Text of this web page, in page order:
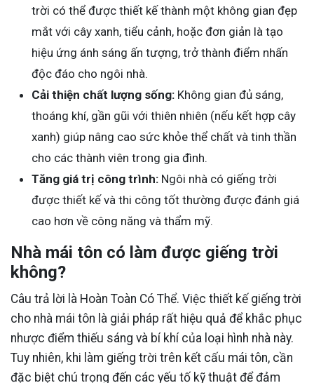
trời có thể được thiết kế thành một không gian đẹp
mắt với cây xanh, tiểu cảnh, hoặc đơn giản là tạo
hiệu ứng ánh sáng ấn tượng, trở thành điểm nhấn
độc đáo cho ngôi nhà.
Cải thiện chất lượng sống: Không gian đủ sáng,
thoáng khí, gần gũi với thiên nhiên (nếu kết hợp cây
xanh) giúp nâng cao sức khỏe thể chất và tinh thần
cho các thành viên trong gia đình.
Tăng giá trị công trình: Ngôi nhà có giếng trời
được thiết kế và thi công tốt thường được đánh giá
cao hơn về công năng và thẩm mỹ.
Nhà mái tôn có làm được giếng trời
không?
Câu trả lời là Hoàn Toàn Có Thể. Việc thiết kế giếng trời
cho nhà mái tôn là giải pháp rất hiệu quả để khắc phục
nhược điểm thiếu sáng và bí khí của loại hình nhà này.
Tuy nhiên, khi làm giếng trời trên kết cấu mái tôn, cần
đặc biệt chú trọng đến các yếu tố kỹ thuật để đảm